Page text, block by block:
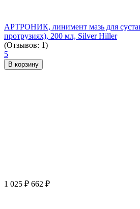
АРТРОНИК, линимент мазь для
протрузиях), 200 мл, Silver Hiller
(Отзывов: 1)
5
В корзину
1 025 ₽ 662 ₽